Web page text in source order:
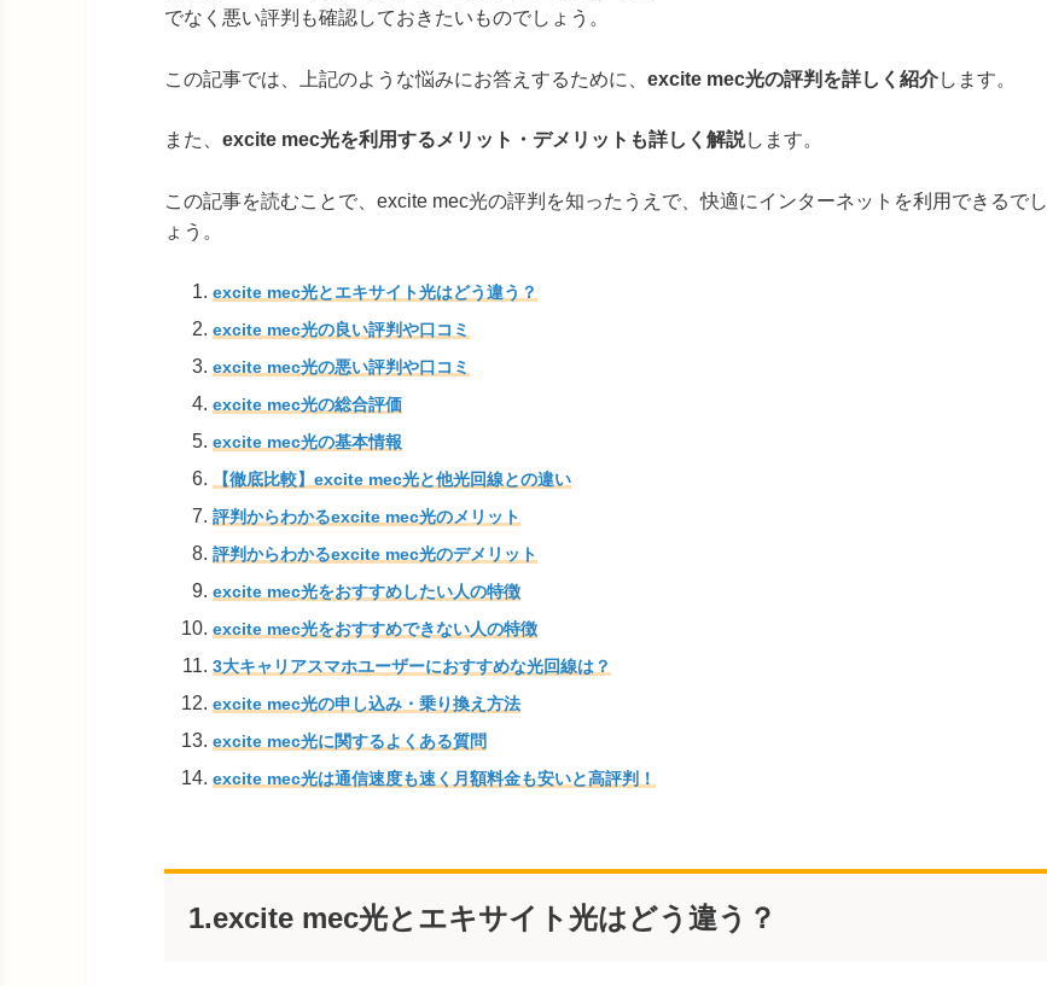
でなく悪い評判も確認しておきたいものでしょう。
この記事では、上記のような悩みにお答えするために、 excite mec光の評判を詳しく紹介します。
また、 excite mec光を利用するメリット・デメリットも詳しく解説します。
この記事を読むことで、excite mec光の評判を知ったうえで、快適にインターネットを利用できるでし
ょう。
excite mec光とエキサイト光はどう違う？
excite mec光の良い評判や口コミ
excite mec光の悪い評判や口コミ
excite mec光の総合評価
excite mec光の基本情報
【徹底比較】excite mec光と他光回線との違い
評判からわかるexcite mec光のメリット
評判からわかるexcite mec光のデメリット
excite mec光をおすすめしたい人の特徴
excite mec光をおすすめできない人の特徴
3大キャリアスマホユーザーにおすすめな光回線は？
excite mec光の申し込み・乗り換え方法
excite mec光に関するよくある質問
excite mec光は通信速度も速く月額料金も安いと高評判！
1.excite mec光とエキサイト光はどう違う？